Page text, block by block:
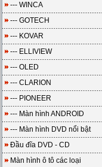
--- WINCA
--- GOTECH
--- KOVAR
--- ELLIVIEW
--- OLED
--- CLARION
--- PIONEER
--- Màn hình ANDROID
--- Màn hình DVD nổi bật
Đầu đĩa DVD - CD
Màn hình ô tô các loại